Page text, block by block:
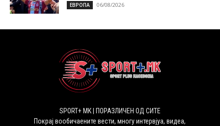
ЕВРОПА 06/08/2026
SPORT+ MK | ПОРАЗЛИЧЕН ОД СИТЕ
Покрај вообичаените вести, многу интервјуа, видеа,